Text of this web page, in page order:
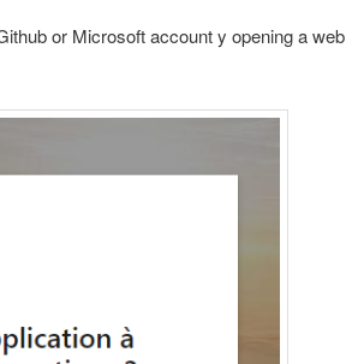
or Microsoft account y opening a web